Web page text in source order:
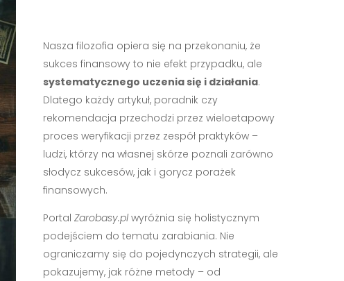
Nasza filozofia opiera się na przekonaniu, że
sukces finansowy to nie efekt przypadku, ale
systematycznego uczenia się i działania.
Dlatego każdy artykuł, poradnik czy
rekomendacja przechodzi przez wieloetapowy
proces weryfikacji przez zespół praktyków –
ludzi, którzy na własnej skórze poznali zarówno
słodycz sukcesów, jak i gorycz porażek
finansowych.
Portal Zarobasy.plwyróżnia się holistycznym
podejściem do tematu zarabiania. Nie
ograniczamy się do pojedynczych strategii, ale
pokazujemy, jak różne metody – od